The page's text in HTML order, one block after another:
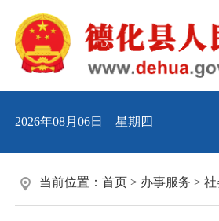
2026年08月06日 星期四
当前位置： 首页 > 办事服务 > 社